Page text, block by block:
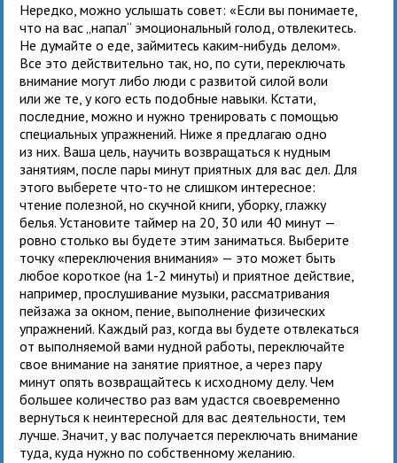
Нередко, можно услышать совет: «Если вы понимаете,
что на вас „напал“ эмоциональный голод, отвлекитесь.
Не думайте о еде, займитесь каким-нибудь делом».
Все это действительно так, но, по сути, переключать
внимание могут либо люди с развитой силой воли
или же те, у кого есть подобные навыки. Кстати,
последние, можно и нужно тренировать с помощью
специальных упражнений. Ниже я предлагаю одно
из них. Ваша цель, научить возвращаться к нудным
занятиям, после пары минут приятных для вас дел. Для
этого выберете что-то не слишком интересное:
чтение полезной, но скучной книги, уборку, глажку
белья. Установите таймер на 20, 30 или 40 минут —
ровно столько вы будете этим заниматься. Выберите
точку «переключения внимания» — это может быть
любое короткое (на 1-2 минуты) и приятное действие,
например, прослушивание музыки, рассматривания
пейзажа за окном, пение, выполнение физических
упражнений. Каждый раз, когда вы будете отвлекаться
от выполняемой вами нудной работы, переключайте
свое внимание на занятие приятное, а через пару
минут опять возвращайтесь к исходному делу. Чем
большее количество раз вам удастся своевременно
вернуться к неинтересной для вас деятельности, тем
лучше. Значит, у вас получается переключать внимание
туда, куда нужно по собственному желанию.